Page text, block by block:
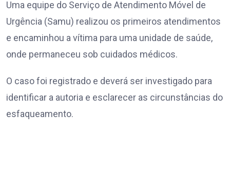
Uma equipe do Serviço de Atendimento Móvel de
Urgência (Samu) realizou os primeiros atendimentos
e encaminhou a vítima para uma unidade de saúde,
onde permaneceu sob cuidados médicos.
O caso foi registrado e deverá ser investigado para
identificar a autoria e esclarecer as circunstâncias do
esfaqueamento.